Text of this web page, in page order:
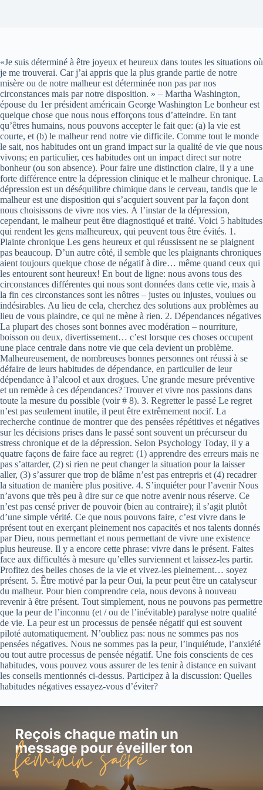
«Je suis déterminé à être joyeux et heureux dans toutes les situations où
je me trouverai. Car j’ai appris que la plus grande partie de notre
misère ou de notre malheur est déterminée non pas par nos
circonstances mais par notre disposition. » – Martha Washington,
épouse du 1er président américain George Washington Le bonheur est
quelque chose que nous nous efforçons tous d’atteindre. En tant
qu’êtres humains, nous pouvons accepter le fait que: (a) la vie est
courte, et (b) le malheur rend notre vie difficile. Comme tout le monde
le sait, nos habitudes ont un grand impact sur la qualité de vie que nous
vivons; en particulier, ces habitudes ont un impact direct sur notre
bonheur (ou son absence). Pour faire une distinction claire, il y a une
forte différence entre la dépression clinique et le malheur chronique. La
dépression est un déséquilibre chimique dans le cerveau, tandis que le
malheur est une disposition qui s’acquiert souvent par la façon dont
nous choisissons de vivre nos vies. À l’instar de la dépression,
cependant, le malheur peut être diagnostiqué et traité. Voici 5 habitudes
qui rendent les gens malheureux, qui peuvent tous être évités. 1.
Plainte chronique Les gens heureux et qui réussissent ne se plaignent
pas beaucoup. D’un autre côté, il semble que les plaignants chroniques
aient toujours quelque chose de négatif à dire… même quand ceux qui
les entourent sont heureux! En bout de ligne: nous avons tous des
circonstances différentes qui nous sont données dans cette vie, mais à
la fin ces circonstances sont les nôtres – justes ou injustes, voulues ou
indésirables. Au lieu de cela, cherchez des solutions aux problèmes au
lieu de vous plaindre, ce qui ne mène à rien. 2. Dépendances négatives
La plupart des choses sont bonnes avec modération – nourriture,
boisson ou deux, divertissement… c’est lorsque ces choses occupent
une place centrale dans notre vie que cela devient un problème.
Malheureusement, de nombreuses bonnes personnes ont réussi à se
défaire de leurs habitudes de dépendance, en particulier de leur
dépendance à l’alcool et aux drogues. Une grande mesure préventive
et un remède à ces dépendances? Trouver et vivre nos passions dans
toute la mesure du possible (voir # 8). 3. Regretter le passé Le regret
n’est pas seulement inutile, il peut être extrêmement nocif. La
recherche continue de montrer que des pensées répétitives et négatives
sur les décisions prises dans le passé sont souvent un précurseur du
stress chronique et de la dépression. Selon Psychology Today, il y a
quatre façons de faire face au regret: (1) apprendre des erreurs mais ne
pas s’attarder, (2) si rien ne peut changer la situation pour la laisser
aller, (3) s’assurer que trop de blâme n’est pas entrepris et (4) recadrer
la situation de manière plus positive. 4. S’inquiéter pour l’avenir Nous
n’avons que très peu à dire sur ce que notre avenir nous réserve. Ce
n’est pas censé priver de pouvoir (bien au contraire); il s’agit plutôt
d’une simple vérité. Ce que nous pouvons faire, c’est vivre dans le
présent tout en exerçant pleinement nos capacités et nos talents donnés
par Dieu, nous permettant et nous permettant de vivre une existence
plus heureuse. Il y a encore cette phrase: vivre dans le présent. Faites
face aux difficultés à mesure qu’elles surviennent et laissez-les partir.
Profitez des belles choses de la vie et vivez-les pleinement… soyez
présent. 5. Être motivé par la peur Oui, la peur peut être un catalyseur
du malheur. Pour bien comprendre cela, nous devons à nouveau
revenir à être présent. Tout simplement, nous ne pouvons pas permettre
que la peur de l’inconnu (et / ou de l’inévitable) paralyse notre qualité
de vie. La peur est un processus de pensée négatif qui est souvent
piloté automatiquement. N’oubliez pas: nous ne sommes pas nos
pensées négatives. Nous ne sommes pas la peur, l’inquiétude, l’anxiété
ou tout autre processus de pensée négatif. Une fois conscients de ces
habitudes, vous pouvez vous assurer de les tenir à distance en suivant
les conseils mentionnés ci-dessus. Participez à la discussion: Quelles
habitudes négatives essayez-vous d’éviter?